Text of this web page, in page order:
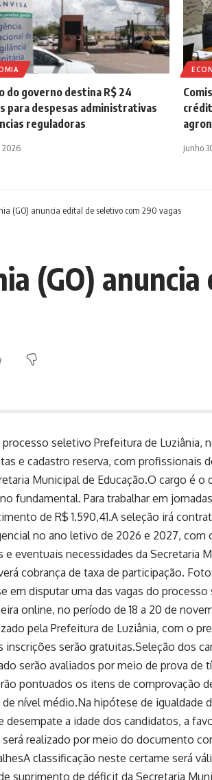
do governo destina R$ 24
para despesas administrativas
reguladoras
2026 junho
(GO) anuncia edital de seletivo com 290 vagas
(GO)
seletivo Prefeitura de Luziânia,
e cadastro reserva, com profissionais
Municipal de Educação.O cargo é o
fundamental. Para trabalhar em
de R$ 1.590,41.A seleção irá
no ano letivo de 2026 e 2027, com
eventuais necessidades da Secretaria
cobrança de taxa de participação.
em disputar uma das vagas do
online, no período de 18 a 20 de
pela Prefeitura de Luziânia, com o
serão gratuitas.Seleção dos
serão avaliados por meio de prova de
pontuados os itens de comprovação
nível médio.Na hipótese de igualdade
a idade dos candidatos, a
realizado por meio do documento
classificação neste certame será
suprimento de déficit da Secretaria